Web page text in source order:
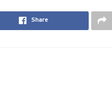
Share